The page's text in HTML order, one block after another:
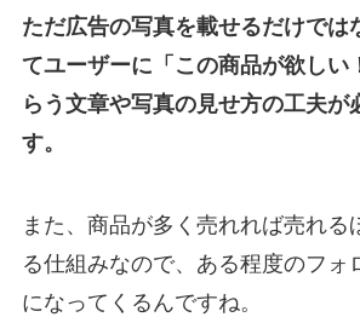
ただ広告の写真を載せるだけでは
てユーザーに「この商品が欲しい
らう文章や写真の見せ方の工夫が
す。
また、商品が多く売れれば売れる
る仕組みなので、ある程度のフォ
になってくるんですね。